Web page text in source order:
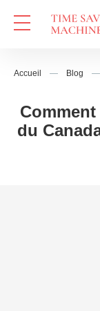
Accueil — Blog —
du